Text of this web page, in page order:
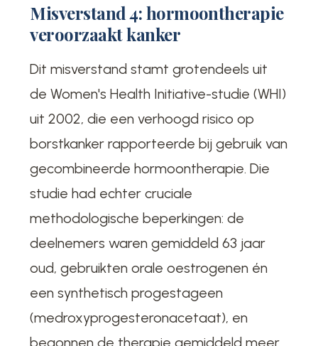
Misverstand 4: hormoontherapie
veroorzaakt kanker
Dit misverstand stamt grotendeels uit
de Women's Health Initiative-studie (WHI)
uit 2002, die een verhoogd risico op
borstkanker rapporteerde bij gebruik van
gecombineerde hormoontherapie. Die
studie had echter cruciale
methodologische beperkingen: de
deelnemers waren gemiddeld 63 jaar
oud, gebruikten orale oestrogenen én
een synthetisch progestageen
(medroxyprogesteronacetaat), en
begonnen de therapie gemiddeld meer